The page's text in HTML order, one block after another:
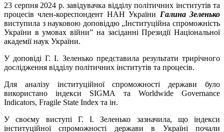
23 серпня 2024 р. завідувачка відділу політичних інститутів та
процесів член-кореспондент НАН України Галина Зеленько
виступила з науковою доповіддю „Інституційна спроможність
України в умовах війни” на засіданні Президії Національної
академії наук України.
У доповіді Г. І. Зеленько представила результати трирічного
дослідження відділу політичних інститутів та процесів.
Для аналізу інституційної спроможності держави було
використано індекси SIGMA та Worldwide Governance
Indicators, Fragile State Index та ін.
У своєму виступі Г. І. Зеленько зазначила, що індекси
інституційної спроможності держави в Україні почали